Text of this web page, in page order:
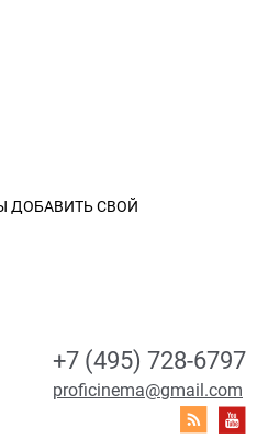
ДОБАВИТЬ СВОЙ
+7 (495) 728-6797
proficinema@gmail.com